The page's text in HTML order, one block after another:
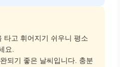
타고 휘어지기 쉬우니 평소
요.
되기 좋은 날씨입니다. 충분